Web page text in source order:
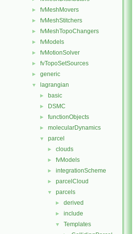
► fvMeshMovers
► fvMeshStitchers
► fvMeshTopoChangers
► fvModels
► fvMotionSolver
► fvTopoSetSources
► generic
▼ lagrangian
► basic
► DSMC
► functionObjects
► molecularDynamics
▼ parcel
► clouds
► fvModels
► integrationScheme
► parcelCloud
▼ parcels
► derived
► include
▼ Templates